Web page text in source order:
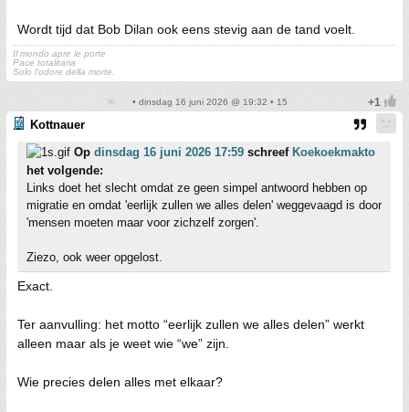
Wordt tijd dat Bob Dilan ook eens stevig aan de tand voelt.
Il mondo apre le porte
Pace totalitaria
Solo l'odore della morte.
• dinsdag 16 juni 2026 @ 19:32 • 15
Kottnauer
Op dinsdag 16 juni 2026 17:59 schreef Koekoekmakto
het volgende:
Links doet het slecht omdat ze geen simpel antwoord hebben op
migratie en omdat 'eerlijk zullen we alles delen' weggevaagd is door
'mensen moeten maar voor zichzelf zorgen'.
Ziezo, ook weer opgelost.
Exact.
Ter aanvulling: het motto “eerlijk zullen we alles delen” werkt
alleen maar als je weet wie “we” zijn.
Wie precies delen alles met elkaar?